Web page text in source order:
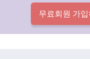
무료회원 가입